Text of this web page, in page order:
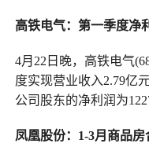
高铁电气：第一季度净
4月22日晚，高铁电气
度实现营业收入2.79亿
公司股东的净利润为
凤凰股份：1-3月商品